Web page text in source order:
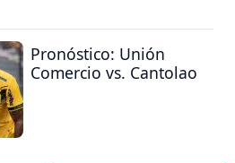
Pronóstico: Unión
Comercio vs. Cantolao